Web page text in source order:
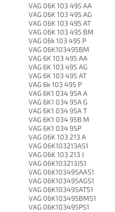
VAG 06K 103 495 AA
VAG 06K 103 495 AG
VAG 06K 103 495 AT
VAG 06K 103 495 BM
VAG 06k 103 495 P
VAG 06K103495BM
VAG 6K 103 495 AA
VAG 6K 103 495 AG
VAG 6K 103 495 AT
VAG 6k 103 495 P
VAG 6K1 034 95A A
VAG 6K1 034 95A G
VAG 6K1 034 95A T
VAG 6K1 034 95B M
VAG 6K1 034 95P
VAG 06K 103 213 A
VAG 06K103213AS1
VAG 06K 103 213 J
VAG 06K103213JS1
VAG 06K103495AAS1
VAG 06K103495AGS1
VAG 06K103495ATS1
VAG 06K103495BMS1
VAG 06K103495PS1